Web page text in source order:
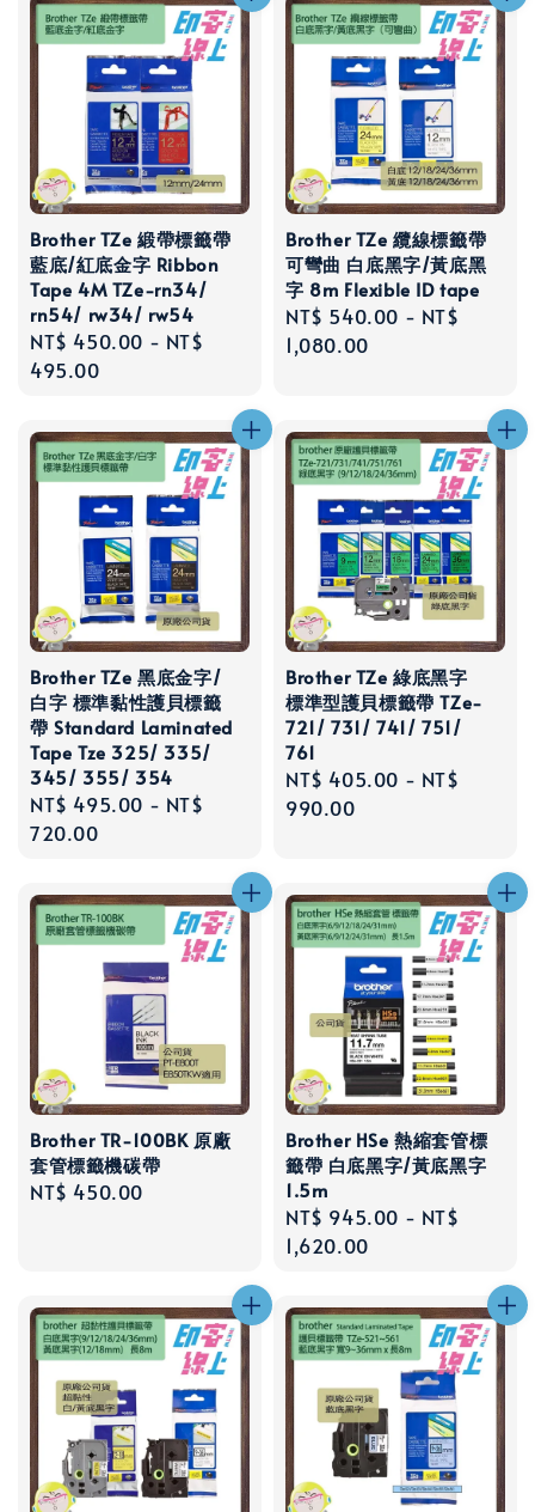
Brother TZe 緞帶標籤帶
藍底/紅底金字 Ribbon
Tape 4M TZe-rn34/
rn54/ rw34/ rw54
Regular
price
NT$ 450.00 - NT$
495.00
Brother TZe 纜線標籤帶
可彎曲 白底黑字/黃底黑
字 8m Flexible ID tape
Regular
price
NT$ 540.00 - NT$
1,080.00
Brother TZe 黑底金字/
白字 標準黏性護貝標籤
帶 Standard Laminated
Tape Tze 325/ 335/
345/ 355/ 354
Regular
price
NT$ 495.00 - NT$
720.00
Brother TZe 綠底黑字
標準型護貝標籤帶 TZe-
721/ 731/ 741/ 751/
761
Regular
price
NT$ 405.00 - NT$
990.00
Brother TR-100BK 原廠
套管標籤機碳帶
Regular
NT$ 450.00
Brother HSe 熱縮套管標
籤帶 白底黑字/黃底黑字
1.5m
Regular
price
NT$ 945.00 - NT$
1,620.00